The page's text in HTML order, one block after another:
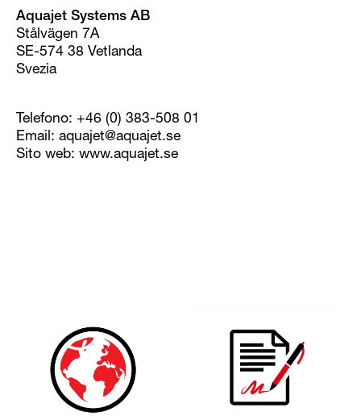
Aquajet Systems AB
Stålvägen 7A
SE-574 38 Vetlanda
Svezia
Telefono: +46 (0) 383-508 01
Email: aquajet@aquajet.se
Sito web: www.aquajet.se